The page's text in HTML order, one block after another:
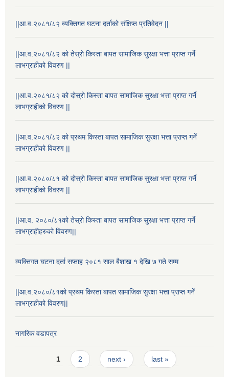
||आ.व.२०८१/८२ व्यक्तिगत घटना दर्ताको संक्षिप्त प्रतिवेदन ||
||आ.व.२०८१/८२ को तेस्रो किस्ता बापत सामाजिक सुरक्षा भत्ता प्राप्त गर्ने
लाभग्राहीको विवरण ||
||आ.व.२०८१/८२ को दोस्रो किस्ता बापत सामाजिक सुरक्षा भत्ता प्राप्त गर्ने
लाभग्राहीको विवरण ||
||आ.व.२०८१/८२ को प्रथम किस्ता बापत सामाजिक सुरक्षा भत्ता प्राप्त गर्ने
लाभग्राहीको विवरण ||
||आ.व.२०८०/८१ को दोस्रो किस्ता बापत सामाजिक सुरक्षा भत्ता प्राप्त गर्ने
लाभग्राहीको विवरण ||
||आ.व. २०८०/८१को तेस्रो किस्ता बापत सामाजिक सुरक्षा भत्ता प्राप्त गर्ने
लाभग्राहीहरुको विवरण||
व्यक्तिगत घटना दर्ता सप्ताह २०८१ साल बैशाख १ देखि ७ गते सम्म
||आ.व.२०८०/८१को प्रथम किस्ता बापत सामाजिक सुरक्षा भत्ता प्राप्त गर्ने
लाभग्राहीको विवरण||
नागरिक वडापत्र
Pages1 2 next › last »